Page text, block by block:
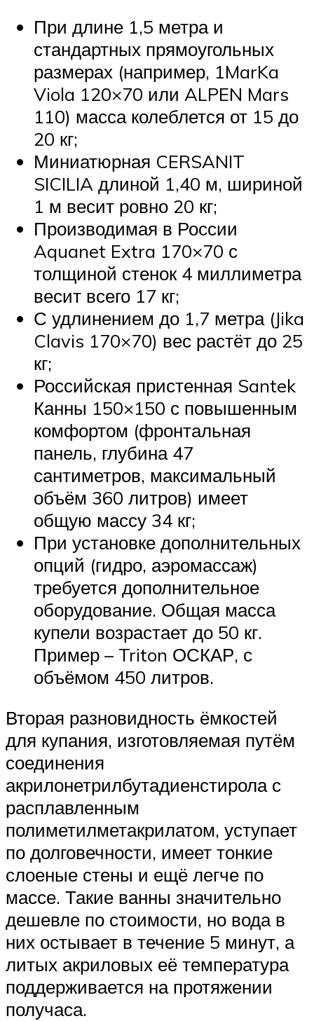
При длине 1,5 метра и
стандартных прямоугольных
размерах (например, 1MarKa
Viola 120×70 или ALPEN Mars
110) масса колеблется от 15 до
20 кг;
Миниатюрная CERSANIT
SICILIA длиной 1,40 м, шириной
1 м весит ровно 20 кг;
Производимая в России
Aquanet Extra 170×70 с
толщиной стенок 4 миллиметра
весит всего 17 кг;
С удлинением до 1,7 метра (Jika
Clavis 170×70) вес растёт до 25
кг;
Российская пристенная Santek
Канны 150×150 с повышенным
комфортом (фронтальная
панель, глубина 47
сантиметров, максимальный
объём 360 литров) имеет
общую массу 34 кг;
При установке дополнительных
опций (гидро, аэромассаж)
требуется дополнительное
оборудование. Общая масса
купели возрастает до 50 кг.
Пример – Triton ОСКАР, с
объёмом 450 литров.
Вторая разновидность ёмкостей
для купания, изготовляемая путём
соединения
акрилонетрилбутадиенстирола с
расплавленным
полиметилметакрилатом, уступает
по долговечности, имеет тонкие
слоеные стены и ещё легче по
массе. Такие ванны значительно
дешевле по стоимости, но вода в
них остывает в течение 5 минут, а
литых акриловых её температура
поддерживается на протяжении
получаса.